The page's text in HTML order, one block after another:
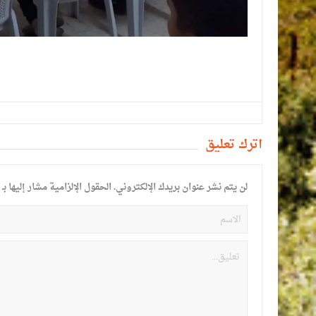
أترك تعليق
لن يتم نشر عنوان بريدك الإلكتروني.الحقول الإلزامية مشار إليها بـ